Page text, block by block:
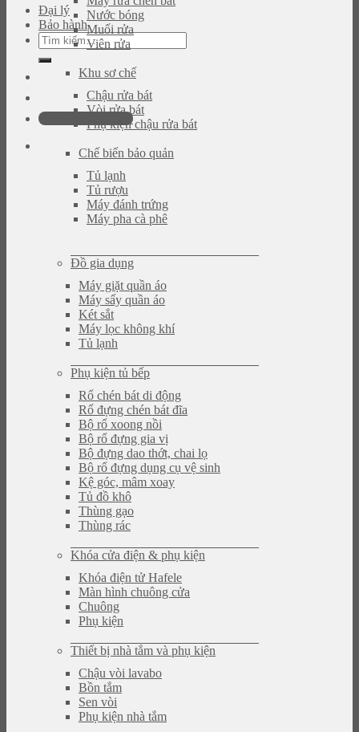
Đại lý
Bảo hành
Tìm
kiếm:
093.616.2365
Nước bóng
Muối rửa
Viên rửa
Khu sơ chế
Chậu rửa bát
Vòi rửa bát
Phụ kiện chậu rửa bát
Chế biến bảo quản
Tủ lạnh
Tủ rượu
Máy đánh trứng
Máy pha cà phê
Đồ gia dụng
Máy giặt quần áo
Máy sấy quần áo
Két sắt
Máy lọc không khí
Tủ lạnh
Phụ kiện tủ bếp
Rổ chén bát di động
Rổ đựng chén bát đĩa
Bộ rổ xoong nồi
Bộ rổ đựng gia vị
Bộ đựng dao thớt, chai lọ
Bộ rổ đựng dụng cụ vệ sinh
Kệ góc, mâm xoay
Tủ đồ khô
Thùng gạo
Thùng rác
Khóa cửa điện & phụ kiện
Khóa điện tử Hafele
Màn hình chuông cửa
Chuông
Phụ kiện
Thiết bị nhà tắm và phụ kiện
Chậu vòi lavabo
Bồn tắm
Sen vòi
Phụ kiện nhà tắm